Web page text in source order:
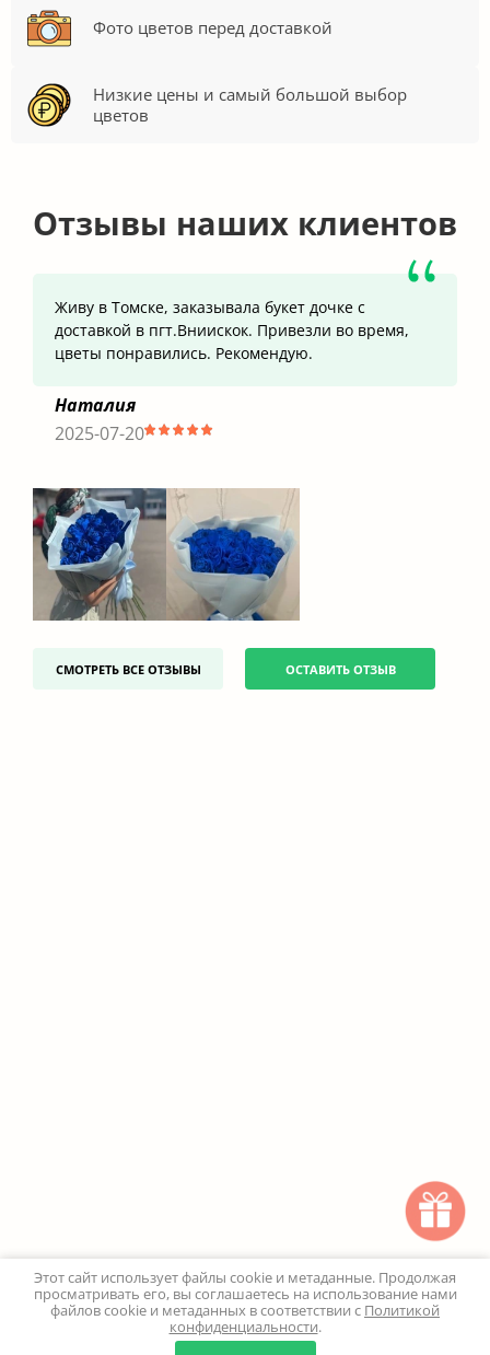
Фото цветов перед доставкой
Низкие цены и самый большой выбор
цветов
Отзывы наших клиентов
Живу в Томске, заказывала букет дочке с
доставкой в пгт.Вниискок. Привезли во время,
цветы понравились. Рекомендую.
Наталия
2025-07-20
СМОТРЕТЬ ВСЕ ОТЗЫВЫ ОСТАВИТЬ ОТЗЫВ
0
Этот сайт использует файлы cookie и метаданные. Продолжая
просматривать его, вы соглашаетесь на использование нами
файлов cookie и метаданных в соответствии с Политикой
конфиденциальности.